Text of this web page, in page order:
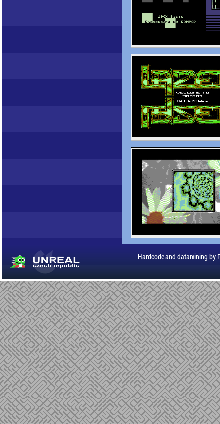
Hardcode and datamining by